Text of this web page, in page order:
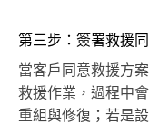
第三步：簽署救援
當客戶同意救援方
救援作業，過程中
重組與修復；若是